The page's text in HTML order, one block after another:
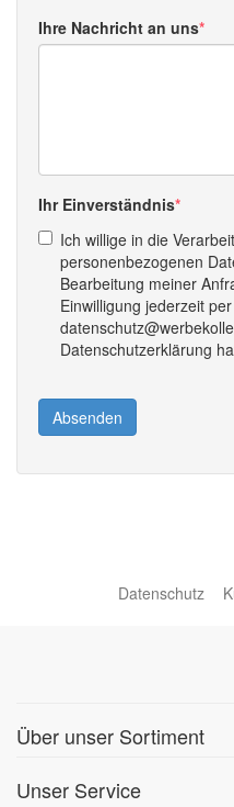
Ihre Nachricht an uns
Ihr Einverständnis
Ich willige in die
personenbezogenen
Bearbeitung meiner
Einwilligung jederzeit
Datenschutzerklärung
Absenden
Datenschutz
Über unser Sortiment
Unser Service